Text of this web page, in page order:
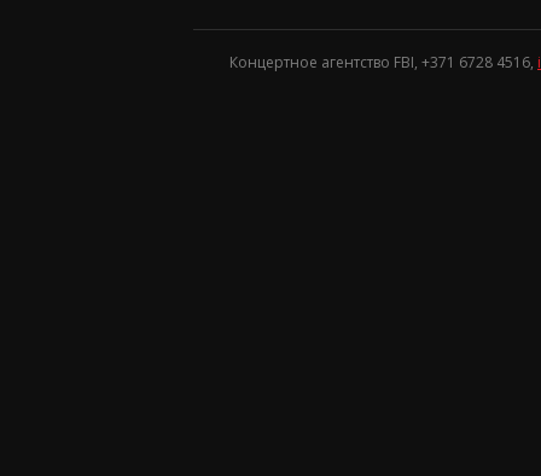
Концертное агентство FBI, +371 6728 4516,